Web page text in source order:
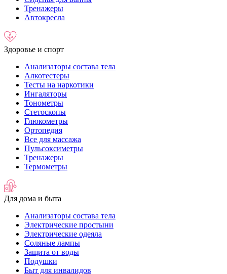
Тренажеры
Автокресла
Здоровье и спорт
Анализаторы состава тела
Алкотестеры
Тесты на наркотики
Ингаляторы
Тонометры
Стетоскопы
Глюкометры
Ортопедия
Все для массажа
Пульсоксиметры
Тренажеры
Термометры
Для дома и быта
Анализаторы состава тела
Электрические простыни
Электрические одеяла
Соляные лампы
Защита от воды
Подушки
Быт для инвалидов